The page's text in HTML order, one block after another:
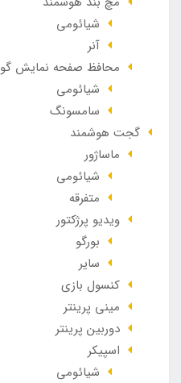
شیائومی
آنر
محافظ صفحه نمایش
شیائومی
سامسونگ
گجت هوشمند
ماساژور
شیائومی
متفرقه
ویدیو پرژکتور
بورگو
سایر
کنسول بازی
مینی پرینتر
دوربین پرینتر
اسپیکر
شیائومی